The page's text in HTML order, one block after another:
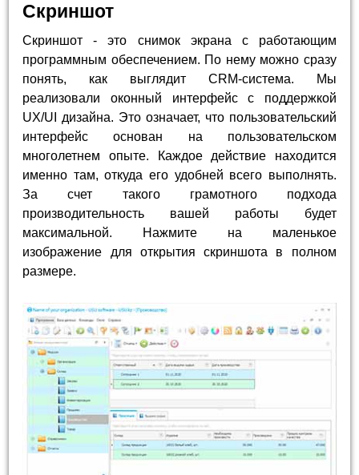
Скриншот
Скриншот - это снимок экрана с работающим
программным обеспечением. По нему можно сразу
понять, как выглядит CRM-система. Мы
реализовали оконный интерфейс с поддержкой
UX/UI дизайна. Это означает, что пользовательский
интерфейс основан на пользовательском
многолетнем опыте. Каждое действие находится
именно там, откуда его удобней всего выполнять.
За счет такого грамотного подхода
производительность вашей работы будет
максимальной. Нажмите на маленькое
изображение для открытия скриншота в полном
размере.